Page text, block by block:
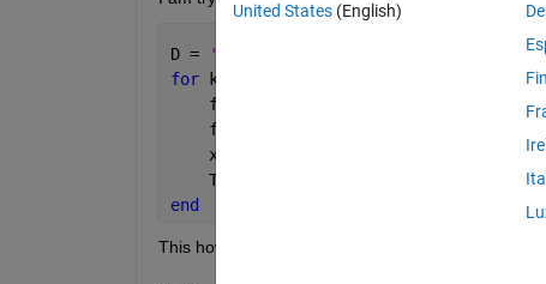
D = 'C:\Users\Desktop\Analyze\'
for k=1:250
    file = sprintf(
    filename = strcat(
    x = xlsread(filename);
    T = x(:,7);
end
This how I am extracting one column. I want to
United States (English)